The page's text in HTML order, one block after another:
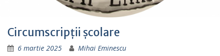
Circumscripții școlare
6 martie 2025 Mihai Eminescu